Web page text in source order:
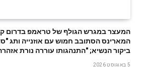
המעצר במגרש הגולף של טראמפ בדרום
המארינס הסתובב חמוש עם אוזנייה ותג
ביקור הנשיא; "התנהגותו עוררה נורת
5 באוגוסט 2026